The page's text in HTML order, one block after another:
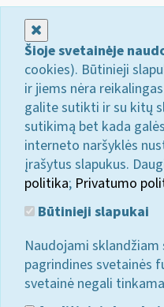
Šioje svetainėje
cookies). Būtinieji
ir jiems nėra
galite sutikti ir su kitų
sutikimą bet kada
interneto naršyklės
įrašytus slapukus.
politika; Privatumo
Būtinieji slapukai
Naudojami
pagrindines svetainės
svetainė negali